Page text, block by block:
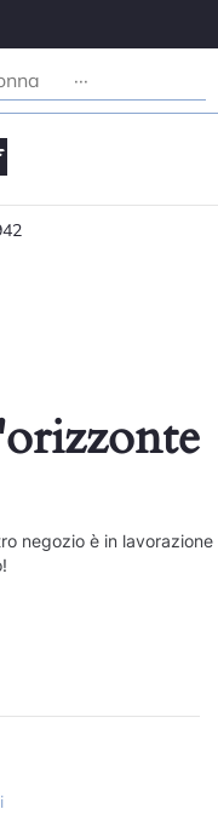
···
negozio è in lavorazione